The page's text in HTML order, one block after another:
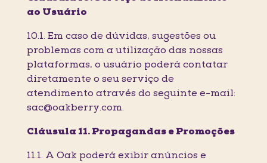
ao Usuário
10.1. Em caso de dúvidas, sugestões ou
problemas com a utilização das nossas
plataformas, o usuário poderá contatar
diretamente o seu serviço de
atendimento através do seguinte e-mail:
sac@oakberry.com.
Cláusula 11. Propagandas e Promoções
11.1. A Oak poderá exibir anúncios e